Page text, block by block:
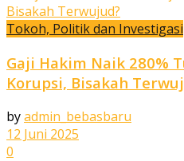
Tokoh, Politik dan Investigasi
Gaji Hakim Naik 280%
Korupsi, Bisakah
byadmin_bebasbaru
12 Juni 2025
0